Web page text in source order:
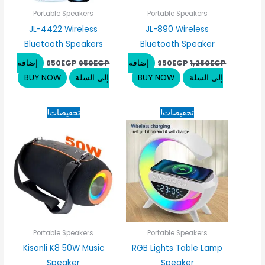
Portable Speakers
JL-890 Wireless
Bluetooth Speaker
1,250EGP
950EGP
إضافة
إلى السلة
BUY NOW
Portable Speakers
JL-4422 Wireless
Bluetooth Speakers
950EGP
650EGP
إضافة
إلى السلة
BUY NOW
تخفيضات!
Portable Speakers
RGB Lights Table Lamp
السعر
الأصلي
هو:
890EGP.
السعر
الحالي
هو:
690EGP.
تخفيضات!
Portable Speakers
Kisonli K8 50W Music
السعر
الأصلي
3,850EGP.